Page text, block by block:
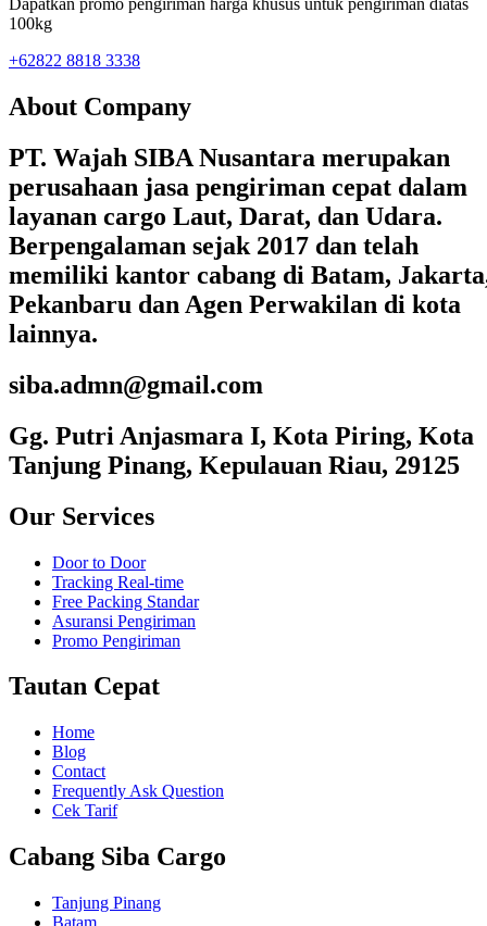
Dapatkan promo pengiriman harga khusus untuk pengiriman diatas
100kg
+62822 8818 3338
About Company
PT. Wajah SIBA Nusantara merupakan
perusahaan jasa pengiriman cepat dalam
layanan cargo Laut, Darat, dan Udara.
Berpengalaman sejak 2017 dan telah
memiliki kantor cabang di Batam,
Pekanbaru dan Agen Perwakilan di kota
lainnya.
siba.admn@gmail.com
Gg. Putri Anjasmara I, Kota Piring, Kota
Tanjung Pinang, Kepulauan Riau, 29125
Our Services
Door to Door
Tracking Real-time
Free Packing Standar
Asuransi Pengiriman
Promo Pengiriman
Tautan Cepat
Home
Blog
Contact
Frequently Ask Question
Cek Tarif
Cabang Siba Cargo
Tanjung Pinang